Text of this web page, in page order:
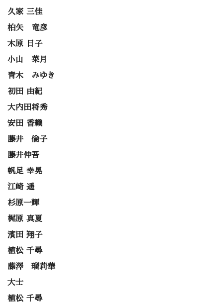
久家 三佳
柏矢 竜彦
木原 日子
小山 菜月
青木 みゆき
初田 由紀
大内田将秀
安田 香織
藤井 倫子
藤井伸吾
帆足 幸晃
江崎 遥
杉原一輝
梶原 真夏
濱田 翔子
植松 千尋
藤澤 瑠莉華
大士
植松 千尋